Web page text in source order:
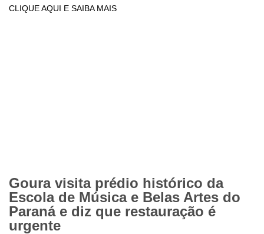
CLIQUE AQUI E SAIBA MAIS
Goura visita prédio histórico da
Escola de Música e Belas Artes do
Paraná e diz que restauração é
urgente